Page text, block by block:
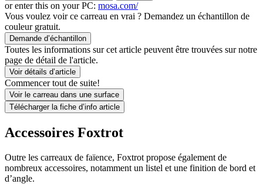
or enter this on your PC: mosa.com/
Vous voulez voir ce carreau en vrai ? Demandez un échantillon de
couleur gratuit.
Demande d’échantillon
Toutes les informations sur cet article peuvent être trouvées sur notre
page de détail de l'article.
Voir détails d’article
Commencer tout de suite!
Voir le carreau dans une surface
Télécharger la fiche d’info article
Accessoires Foxtrot
Outre les carreaux de faïence, Foxtrot propose également de
nombreux accessoires, notamment un listel et une finition de bord et
d’angle.